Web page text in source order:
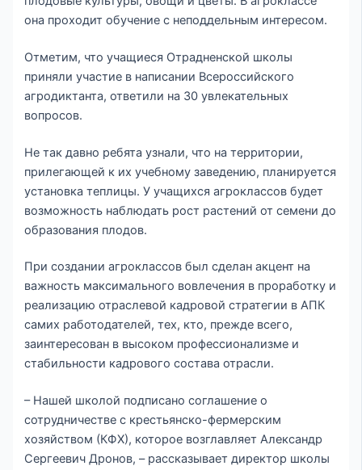
она проходит обучение с неподдельным интересом.
Отметим, что учащиеся Отрадненской школы
приняли участие в написании Всероссийского
агродиктанта, ответили на 30 увлекательных
вопросов.
Не так давно ребята узнали, что на территории,
прилегающей к их учебному заведению, планируется
установка теплицы. У учащихся агроклассов будет
возможность наблюдать рост растений от семени до
образования плодов.
При создании агроклассов был сделан акцент на
важность максимального вовлечения в проработку и
реализацию отраслевой кадровой стратегии в АПК
самих работодателей, тех, кто, прежде всего,
заинтересован в высоком профессионализме и
стабильности кадрового состава отрасли.
– Нашей школой подписано соглашение о
сотрудничестве с крестьянско-фермерским
хозяйством (КФХ), которое возглавляет Александр
Сергеевич Дронов, – рассказывает директор школы